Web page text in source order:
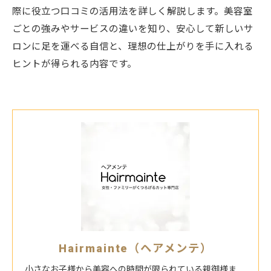
際に役立つ口コミの活用法を詳しく解説します。美容室
ごとの強みやサービスの違いを知り、安心して新しいサ
ロンに足を運べる自信と、理想の仕上がりを手に入れる
ヒントが得られる内容です。
Hairmainte（ヘアメンテ）